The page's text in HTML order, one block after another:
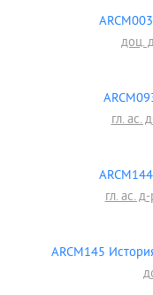
доц.
гл. ас.
гл. ас.
ARCM145